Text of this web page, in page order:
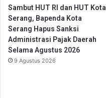
e
r
a
n
g
T
e
r
a
D
i
b
Sambut HUT RI dan HUT Kota
Serang, Bapenda Kota
Serang Hapus Sanksi
Administrasi Pajak Daerah
Selama Agustus 2026
9 Agustus 2026